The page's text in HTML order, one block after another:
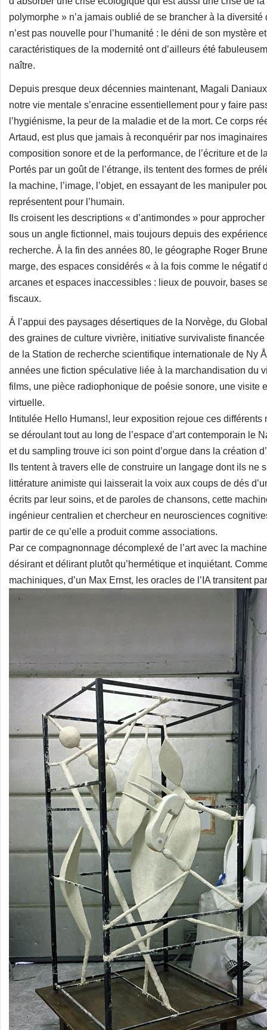
polymorphe » n’a jamais oublié de se brancher à la
n’est pas nouvelle pour l’humanité : le déni de son mystère
caractéristiques de la modernité ont d’ailleurs été
naître.
Depuis presque deux décennies maintenant, Magali
notre vie mentale s’enracine essentiellement pour y faire
l’hygiénisme, la peur de la maladie et de la mort. Ce corps
Artaud, est plus que jamais à reconquérir par nos
composition sonore et de la performance, de l’écriture et
Portés par un goût de l’étrange, ils tentent des formes de
la machine, l’image, l’objet, en essayant de les manipuler
représentent pour l’humain.
Ils croisent les descriptions « d’antimondes » pour
sous un angle fictionnel, mais toujours depuis des
recherche. À la fin des années 80, le géographe Roger
marge, des espaces considérés « à la fois comme le
arcanes et espaces inaccessibles : lieux de pouvoir, bases
fiscaux.
Á l’appui des paysages désertiques de la Norvège, du
des graines de culture vivrière, initiative survivaliste
de la Station de recherche scientifique internationale de Ny
années une fiction spéculative liée à la marchandisation du
films, une pièce radiophonique de poésie sonore, une visite
virtuelle.
Intitulée Hello Humans!, leur exposition rejoue ces
se déroulant tout au long de l’espace d’art contemporain le
et du sampling trouve ici son point d’orgue dans la création
Ils tentent à travers elle de construire un langage dont ils ne
littérature animiste qui laisserait la voix aux coups de dés
écrits par leur soins, et de paroles de chansons, cette
ingénieur centralien et chercheur en neurosciences
partir de ce qu’elle a produit comme associations.
Par ce compagnonnage décomplexé de l’art avec la
désirant et délirant plutôt qu’hermétique et inquiétant.
machiniques, d’un Max Ernst, les oracles de l’IA transitent